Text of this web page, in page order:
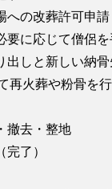
への改葬許可申請
要に応じて僧侶を
出しと新しい納
再火葬や粉骨を
撤去・整地
完了）